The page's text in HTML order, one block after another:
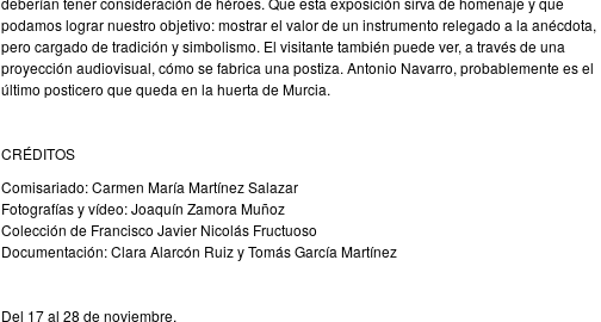
podamos lograr nuestro objetivo: mostrar el valor de un instrumento relegado a la anécdota,
pero cargado de tradición y simbolismo. El visitante también puede ver, a través de una
proyección audiovisual, cómo se fabrica una postiza. Antonio Navarro, probablemente es el
último posticero que queda en la huerta de Murcia.
CRÉDITOS
Comisariado: Carmen María Martínez Salazar
Fotografías y vídeo: Joaquín Zamora Muñoz
Colección de Francisco Javier Nicolás Fructuoso
Documentación: Clara Alarcón Ruiz y Tomás García Martínez
Del 17 al 28 de noviembre.